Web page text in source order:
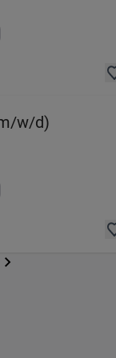
w/d)